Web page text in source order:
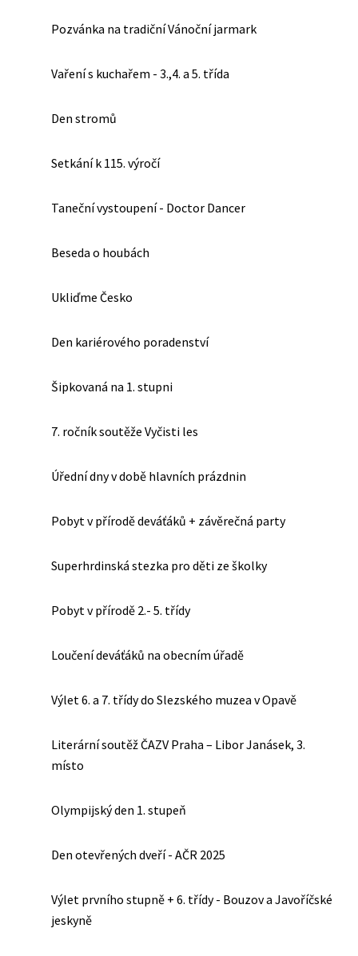
Pozvánka na tradiční Vánoční jarmark
Vaření s kuchařem - 3.,4. a 5. třída
Den stromů
Setkání k 115. výročí
Taneční vystoupení - Doctor Dancer
Beseda o houbách
Ukliďme Česko
Den kariérového poradenství
Šipkovaná na 1. stupni
7. ročník soutěže Vyčisti les
Úřední dny v době hlavních prázdnin
Pobyt v přírodě deváťáků + závěrečná party
Superhrdinská stezka pro děti ze školky
Pobyt v přírodě 2.- 5. třídy
Loučení deváťáků na obecním úřadě
Výlet 6. a 7. třídy do Slezského muzea v Opavě
Literární soutěž ČAZV Praha – Libor Janásek, 3.
místo
Olympijský den 1. stupeň
Den otevřených dveří - AČR 2025
Výlet prvního stupně + 6. třídy - Bouzov a Javoříčské
jeskyně